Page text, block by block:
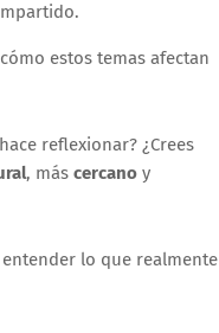
estos temas afectan
reflexionar? ¿Crees
, más cercano y
lo que realmente